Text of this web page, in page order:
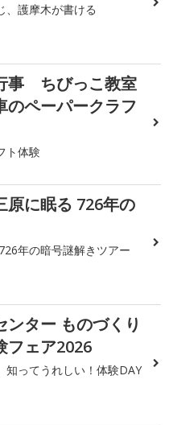
、護摩木が書ける
事 ちびっこ教室
のペーパークラフ
ト体験
原に眠る 726年の
年の暗号謎解きツアー
ンター ものづくり
フェア2026
知ってうれしい！体験DAY